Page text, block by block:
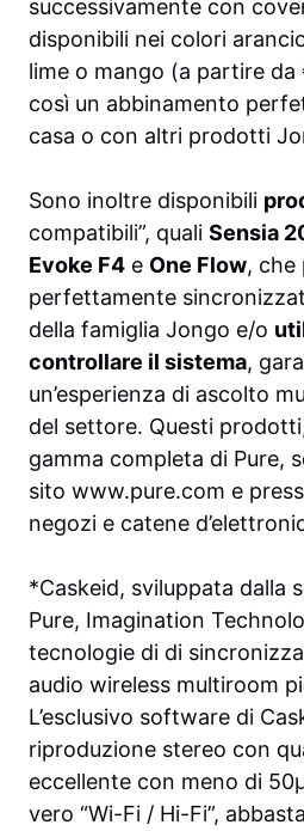
successivamente con
disponibili nei colori
lime o mango (a partire
così un abbinamento
casa o con altri prodotti
Sono inoltre disponibili
compatibili”, quali Sensia
Evoke F4 e One Flow, che
perfettamente
della famiglia Jongo e/o
controllare il sistema,
un’esperienza di ascolto
del settore. Questi
gamma completa di Pure,
sito www.pure.com e
negozi e catene
*Caskeid, sviluppata dalla
Pure, Imagination
tecnologie di di
audio wireless multiroom
L’esclusivo software di
riproduzione stereo con
eccellente con meno di
vero “Wi-Fi / Hi-Fi”,